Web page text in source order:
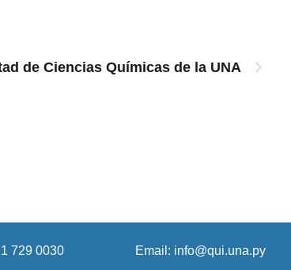
de Ciencias Químicas de la UNA
729 0030 Email: info@qui.una.py